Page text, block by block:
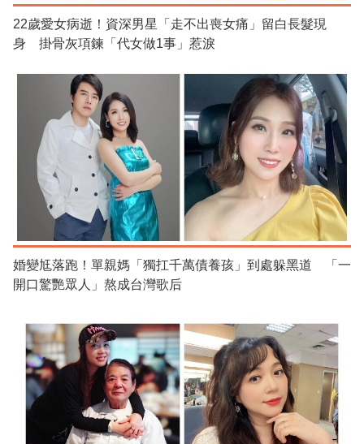
22歲愛女病逝！資深男星「走不出喪女痛」留白長髮現
身 掛骨灰項鍊「代女做1事」惹淚
婚變尪落跑！單親媽「獨扛千萬債養孩」到處躲黑道 「一
開口驚艷眾人」熬成台灣歌后